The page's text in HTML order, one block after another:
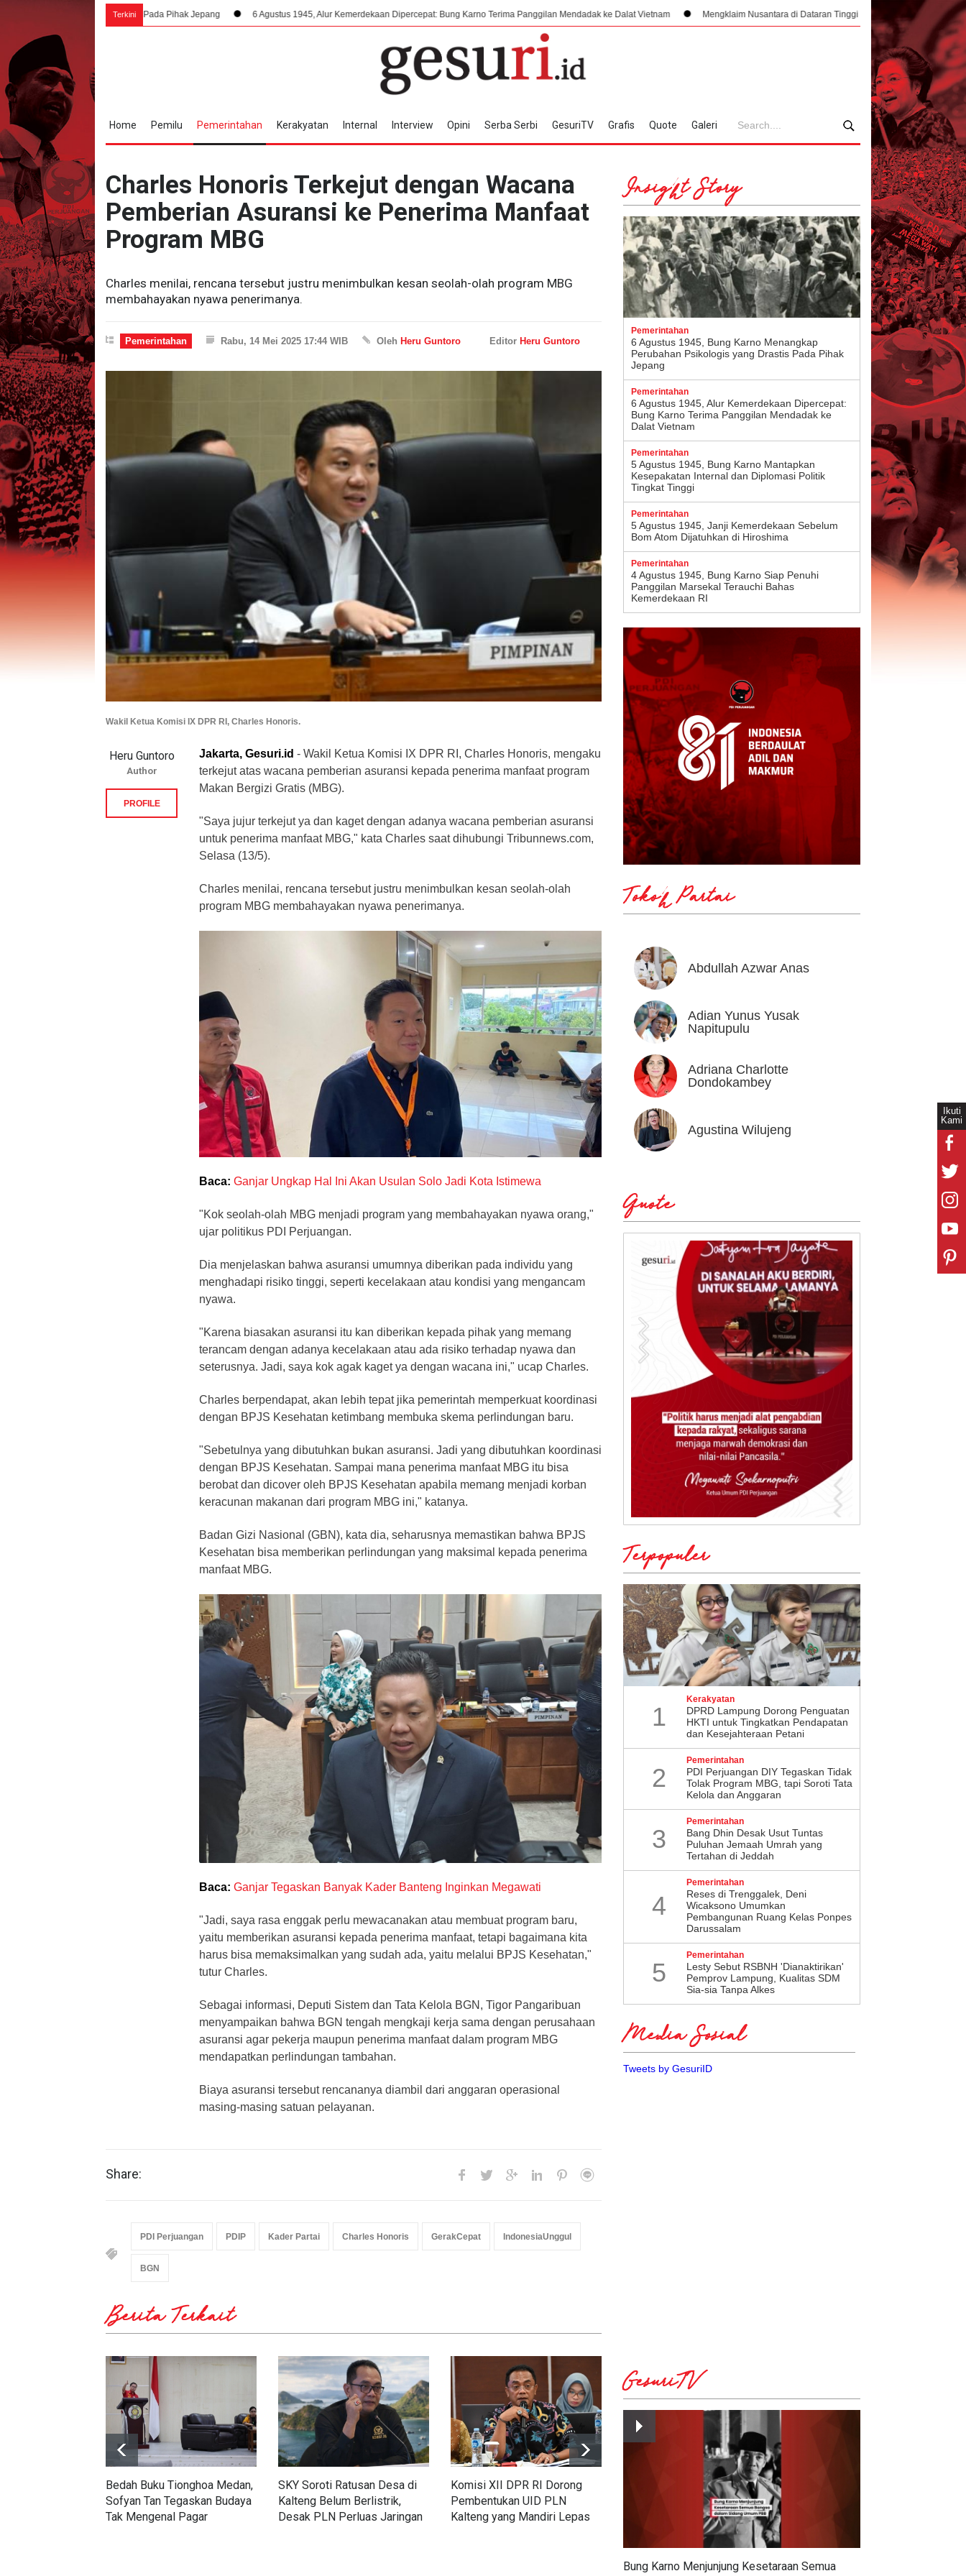
Ikuti
Kami
Terkini
yang Drastis Pada Pihak Jepang 6 Agustus 1945, Alur Kemerdekaan Dipercepat: Bung Karno Terima Panggilan Mendadak ke Dalat Vietnam Mengklaim Nusantara di Dataran Tinggi Vietnam, Arsitektur Geopolitik Republik di
Home Pemilu Pemerintahan Kerakyatan Internal Interview Opini Serba Serbi GesuriTV Grafis Quote Galeri
Charles Honoris Terkejut dengan Wacana
Pemberian Asuransi ke Penerima Manfaat
Program MBG
Charles menilai, rencana tersebut justru menimbulkan kesan seolah-olah program MBG
membahayakan nyawa penerimanya.
Pemerintahan Rabu, 14 Mei 2025 17:44 WIB Oleh Heru Guntoro Editor Heru Guntoro
Wakil Ketua Komisi IX DPR RI, Charles Honoris.
Jakarta, Gesuri.id - Wakil Ketua Komisi IX DPR RI, Charles Honoris, mengaku
terkejut atas wacana pemberian asuransi kepada penerima manfaat program
Makan Bergizi Gratis (MBG).
"Saya jujur terkejut ya dan kaget dengan adanya wacana pemberian asuransi
untuk penerima manfaat MBG," kata Charles saat dihubungi Tribunnews.com,
Selasa (13/5).
Charles menilai, rencana tersebut justru menimbulkan kesan seolah-olah
program MBG membahayakan nyawa penerimanya.
Baca: Ganjar Ungkap Hal Ini Akan Usulan Solo Jadi Kota Istimewa
"Kok seolah-olah MBG menjadi program yang membahayakan nyawa orang,"
ujar politikus PDI Perjuangan.
Dia menjelaskan bahwa asuransi umumnya diberikan pada individu yang
menghadapi risiko tinggi, seperti kecelakaan atau kondisi yang mengancam
nyawa.
"Karena biasakan asuransi itu kan diberikan kepada pihak yang memang
terancam dengan adanya kecelakaan atau ada risiko terhadap nyawa dan
seterusnya. Jadi, saya kok agak kaget ya dengan wacana ini," ucap Charles.
Charles berpendapat, akan lebih tepat jika pemerintah memperkuat koordinasi
dengan BPJS Kesehatan ketimbang membuka skema perlindungan baru.
"Sebetulnya yang dibutuhkan bukan asuransi. Jadi yang dibutuhkan koordinasi
dengan BPJS Kesehatan. Sampai mana penerima manfaat MBG itu bisa
berobat dan dicover oleh BPJS Kesehatan apabila memang menjadi korban
keracunan makanan dari program MBG ini," katanya.
Badan Gizi Nasional (GBN), kata dia, seharusnya memastikan bahwa BPJS
Kesehatan bisa memberikan perlindungan yang maksimal kepada penerima
manfaat MBG.
Baca: Ganjar Tegaskan Banyak Kader Banteng Inginkan Megawati
"Jadi, saya rasa enggak perlu mewacanakan atau membuat program baru,
yaitu memberikan asuransi kepada penerima manfaat, tetapi bagaimana kita
harus bisa memaksimalkan yang sudah ada, yaitu melalui BPJS Kesehatan,"
tutur Charles.
Sebagai informasi, Deputi Sistem dan Tata Kelola BGN, Tigor Pangaribuan
menyampaikan bahwa BGN tengah mengkaji kerja sama dengan perusahaan
asuransi agar pekerja maupun penerima manfaat dalam program MBG
mendapatkan perlindungan tambahan.
Biaya asuransi tersebut rencananya diambil dari anggaran operasional
masing-masing satuan pelayanan.
Heru Guntoro
Author
PROFILE
Share:
PDI Perjuangan PDIP Kader Partai Charles Honoris GerakCepat IndonesiaUnggul
BGN
Berita Terkait
Bedah Buku Tionghoa Medan,
Sofyan Tan Tegaskan Budaya
Tak Mengenal Pagar
SKY Soroti Ratusan Desa di
Kalteng Belum Berlistrik,
Desak PLN Perluas Jaringan
Komisi XII DPR RI Dorong
Pembentukan UID PLN
Kalteng yang Mandiri Lepas
Tinjau Inovasi 'Bang Jali' di
Jaksel, Risma Puji
Pembangunan Berbasis
Partisipasi Warga
Insight Story
Pemerintahan
6 Agustus 1945, Bung Karno Menangkap
Perubahan Psikologis yang Drastis Pada Pihak
Jepang
Pemerintahan
6 Agustus 1945, Alur Kemerdekaan Dipercepat:
Bung Karno Terima Panggilan Mendadak ke
Dalat Vietnam
Pemerintahan
5 Agustus 1945, Bung Karno Mantapkan
Kesepakatan Internal dan Diplomasi Politik
Tingkat Tinggi
Pemerintahan
5 Agustus 1945, Janji Kemerdekaan Sebelum
Bom Atom Dijatuhkan di Hiroshima
Pemerintahan
4 Agustus 1945, Bung Karno Siap Penuhi
Panggilan Marsekal Terauchi Bahas
Kemerdekaan RI
Tokoh Partai
Abdullah Azwar Anas
Adian Yunus Yusak
Napitupulu
Adriana Charlotte
Dondokambey
Agustina Wilujeng Andi
Quote
Terpopuler
1
Kerakyatan
DPRD Lampung Dorong Penguatan
HKTI untuk Tingkatkan Pendapatan
dan Kesejahteraan Petani
2
Pemerintahan
PDI Perjuangan DIY Tegaskan Tidak
Tolak Program MBG, tapi Soroti Tata
Kelola dan Anggaran
3
Pemerintahan
Bang Dhin Desak Usut Tuntas
Puluhan Jemaah Umrah yang
Tertahan di Jeddah
4
Pemerintahan
​Reses di Trenggalek, Deni
Wicaksono Umumkan
Pembangunan Ruang Kelas Ponpes
Darussalam
5
Pemerintahan
Lesty Sebut RSBNH 'Dianaktirikan'
Pemprov Lampung, Kualitas SDM
Sia-sia Tanpa Alkes
Media Sosial
Tweets by GesuriID
GesuriTV
Bung Karno Menjunjung Kesetaraan Semua